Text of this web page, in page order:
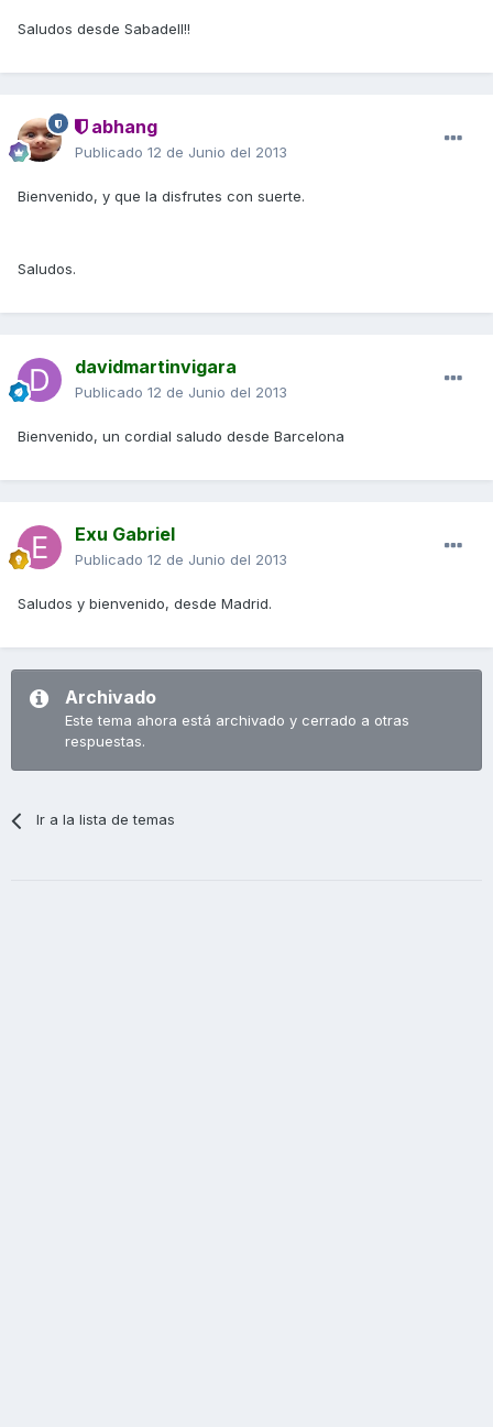
Saludos desde Sabadell!!
abhang
Publicado 12 de Junio del 2013
Bienvenido, y que la disfrutes con suerte.
Saludos.
davidmartinvigara
Publicado 12 de Junio del 2013
Bienvenido, un cordial saludo desde Barcelona
Exu Gabriel
Publicado 12 de Junio del 2013
Saludos y bienvenido, desde Madrid.
Archivado
Este tema ahora está archivado y cerrado a otras
respuestas.
Ir a la lista de temas